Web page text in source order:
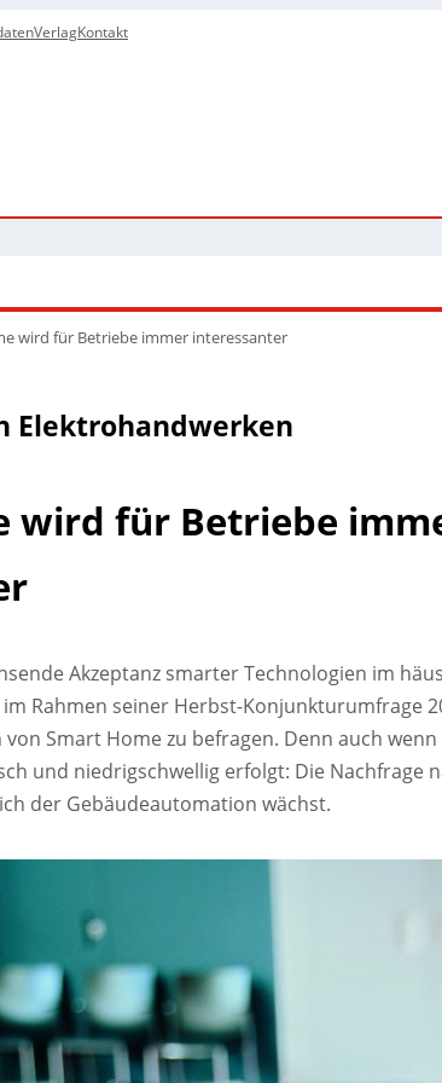
VerlagKontakt
wird für Betriebe immer interessanter
Elektrohandwerken
wird für Betriebe
Akzeptanz smarter Technologien im
Rahmen seiner Herbst-Konjunkturumfrage
Smart Home zu befragen. Denn auch
und niedrigschwellig erfolgt: Die Nachfrage
der Gebäudeautomation wächst.